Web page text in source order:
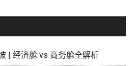
| 经济舱 vs 商务舱全解析